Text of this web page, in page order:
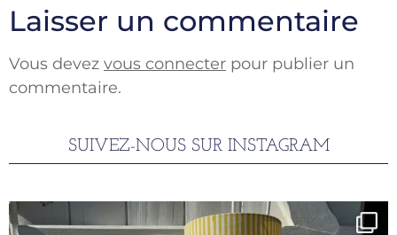
Laisser un commentaire
Vous devez vous connecter pour publier un
commentaire.
SUIVEZ-NOUS SUR INSTAGRAM